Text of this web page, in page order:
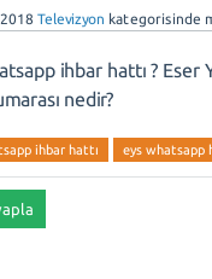
Televizyon kategorisinde
ihbar hattı ?
nedir?
ihbar hattı eys whatsapp